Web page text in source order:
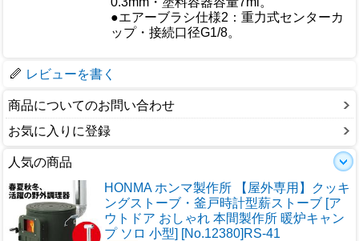
●エアーブラシ仕様2：重力式センターカ
ップ・接続口径G1/8。
レビューを書く
商品についてのお問い合わせ
お気に入りに登録
人気の商品
HONMA ホンマ製作所 【屋外専用】クッキ
ングストーブ・釜戸時計型薪ストーブ [ア
ウトドア おしゃれ 本間製作所 暖炉キャン
プ ソロ 小型] [No.12380]RS-41